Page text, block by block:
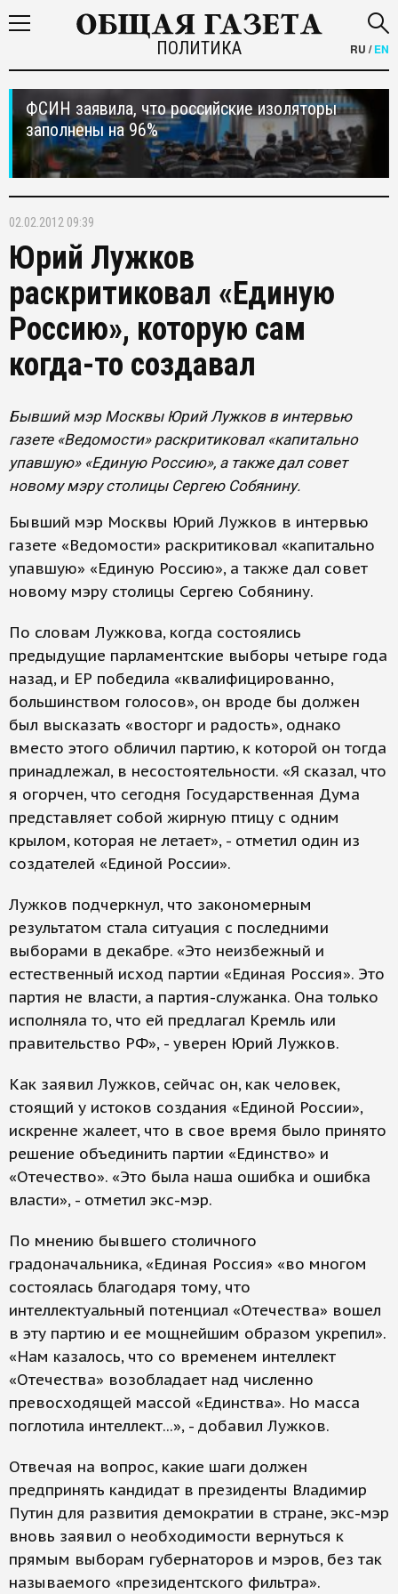
ПОЛИТИКА RU /EN
ФСИН заявила, что российские изоляторы
заполнены на 96%
02.02.2012 09:39
Юрий Лужков
раскритиковал «Единую
Россию», которую сам
когда-то создавал
Бывший мэр Москвы Юрий Лужков в интервью
газете «Ведомости» раскритиковал «капитально
упавшую» «Единую Россию», а также дал совет
новому мэру столицы Сергею Собянину.
Бывший мэр Москвы Юрий Лужков в интервью
газете «Ведомости» раскритиковал «капитально
упавшую» «Единую Россию», а также дал совет
новому мэру столицы Сергею Собянину.
По словам Лужкова, когда состоялись
предыдущие парламентские выборы четыре года
назад, и ЕР победила «квалифицированно,
большинством голосов», он вроде бы должен
был высказать «восторг и радость», однако
вместо этого обличил партию, к которой он тогда
принадлежал, в несостоятельности. «Я сказал, что
я огорчен, что сегодня Государственная Дума
представляет собой жирную птицу с одним
крылом, которая не летает», - отметил один из
создателей «Единой России».
Лужков подчеркнул, что закономерным
результатом стала ситуация с последними
выборами в декабре. «Это неизбежный и
естественный исход партии «Единая Россия». Это
партия не власти, а партия-служанка. Она только
исполняла то, что ей предлагал Кремль или
правительство РФ», - уверен Юрий Лужков.
Как заявил Лужков, сейчас он, как человек,
стоящий у истоков создания «Единой России»,
искренне жалеет, что в свое время было принято
решение объединить партии «Единство» и
«Отечество». «Это была наша ошибка и ошибка
власти», - отметил экс-мэр.
По мнению бывшего столичного
градоначальника, «Единая Россия» «во многом
состоялась благодаря тому, что
интеллектуальный потенциал «Отечества» вошел
в эту партию и ее мощнейшим образом укрепил».
«Нам казалось, что со временем интеллект
«Отечества» возобладает над численно
превосходящей массой «Единства». Но масса
поглотила интеллект...», - добавил Лужков.
Отвечая на вопрос, какие шаги должен
предпринять кандидат в президенты Владимир
Путин для развития демократии в стране, экс-мэр
вновь заявил о необходимости вернуться к
прямым выборам губернаторов и мэров, без так
называемого «президентского фильтра».